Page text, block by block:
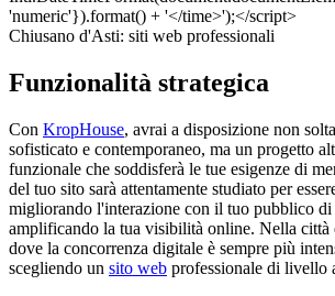
Chiusano d'Asti: siti web professionali
Funzionalità strategica
Con KropHouse, avrai a disposizione non
sofisticato e contemporaneo, ma un progetto
funzionale che soddisferà le tue esigenze di
del tuo sito sarà attentamente studiato per
migliorando l'interazione con il tuo pubblico
amplificando la tua visibilità online. Nella
dove la concorrenza digitale è sempre più
scegliendo un sito web professionale di livello